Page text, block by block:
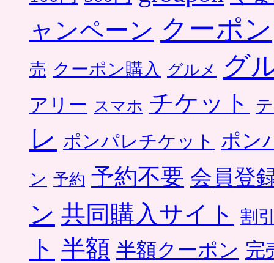
ャンペーン クーポン
売 クーポン購入 グルメ グ
アリー スマホ チケット
レ ポンパレチケット ポン
ン 予約 予約不要 会員登
ン 共同購入サイト 割
ト 半額 半額クーポン 完